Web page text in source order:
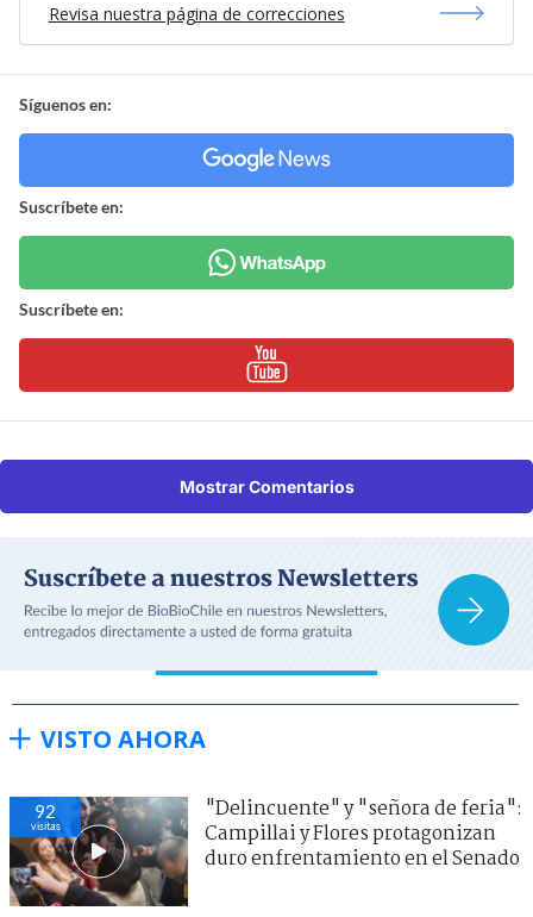
Revisa nuestra página de correcciones
Síguenos en:
Suscríbete en:
Suscríbete en:
Mostrar Comentarios
VISTO AHORA
92
visitas
"Delincuente" y "señora de feria":
Campillai y Flores protagonizan
duro enfrentamiento en el Senado